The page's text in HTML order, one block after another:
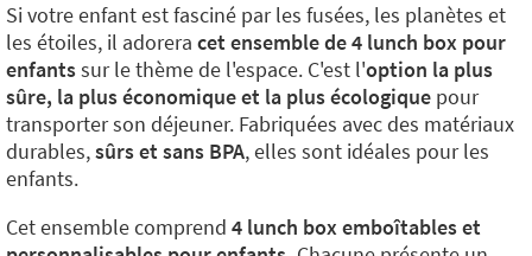
Si votre enfant est fasciné par les fusées, les planètes et
les étoiles, il adorera cet ensemble de 4 lunch box pour
enfantssur le thème de l'espace. C'est l'option la plus
sûre, la plus économique et la plus écologique pour
transporter son déjeuner. Fabriquées avec des matériaux
durables,sûrs et sans BPA, elles sont idéales pour les
enfants.
Cet ensemble comprend 4 lunch box emboîtables et